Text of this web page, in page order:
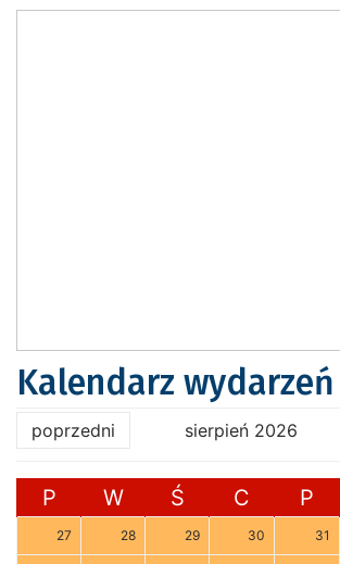
Kalendarz wydarzeń
poprzedni sierpień 2026
P W Ś C P
27 28 29 30 31